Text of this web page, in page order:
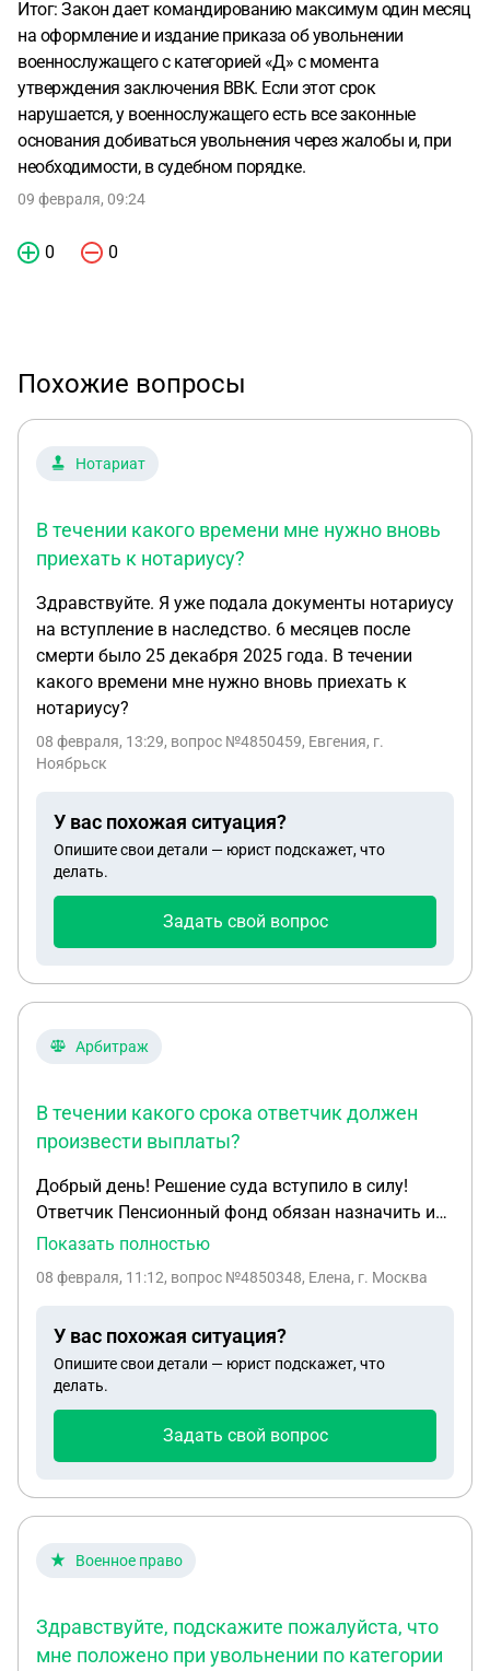
Итог: Закон дает командированию максимум один месяц
на оформление и издание приказа об увольнении
военнослужащего с категорией «Д» с момента
утверждения заключения ВВК. Если этот срок
нарушается, у военнослужащего есть все законные
основания добиваться увольнения через жалобы и, при
необходимости, в судебном порядке.
09 февраля, 09:24
0 0
Похожие вопросы
Нотариат
В течении какого времени мне нужно вновь
приехать к нотариусу?
Здравствуйте. Я уже подала документы нотариусу
на вступление в наследство. 6 месяцев после
смерти было 25 декабря 2025 года. В течении
какого времени мне нужно вновь приехать к
нотариусу?
08 февраля, 13:29, вопрос №4850459, Евгения, г.
Ноябрьск
У вас похожая ситуация?
Опишите свои детали — юрист подскажет, что
делать.
Задать свой вопрос
Арбитраж
В течении какого срока ответчик должен
произвести выплаты?
Добрый день! Решение суда вступило в силу!
Ответчик Пенсионный фонд обязан назначить и
выплатить пенсию за год. Нужно брать
В течении какого срока ответчик должен
Показать полностью
08 февраля, 11:12, вопрос №4850348, Елена, г. Москва
У вас похожая ситуация?
Опишите свои детали — юрист подскажет, что
делать.
Задать свой вопрос
Военное право
Здравствуйте, подскажите пожалуйста, что
мне положено при увольнении по категории